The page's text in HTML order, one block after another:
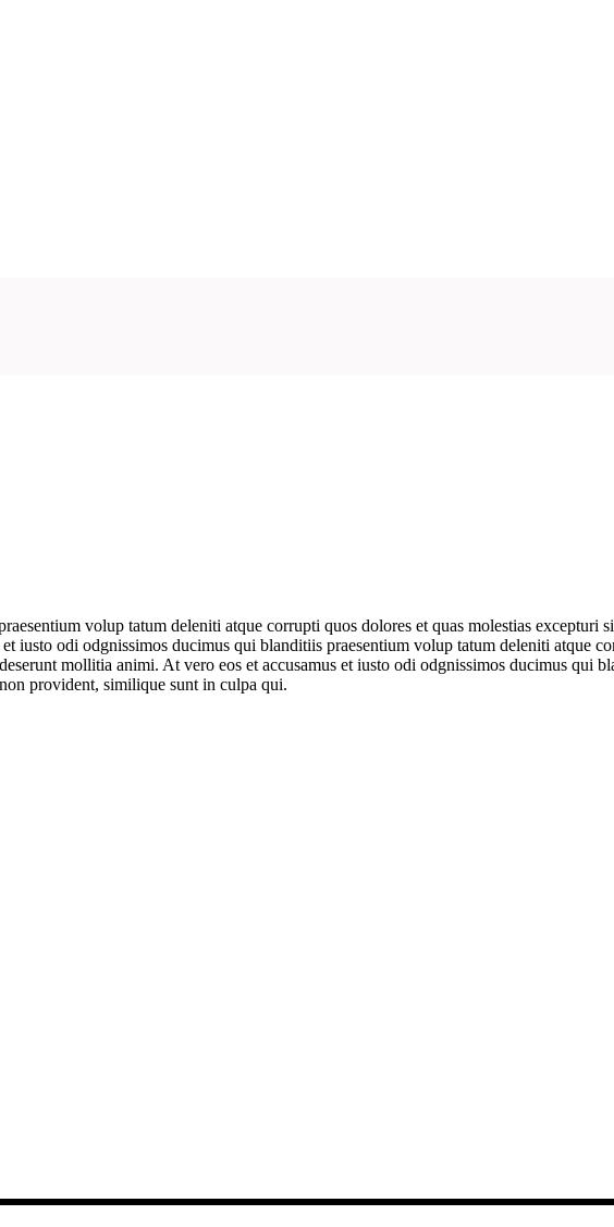
volup tatum deleniti atque corrupti quos dolores et quas molestias excepturi
iusto odi odgnissimos ducimus qui blanditiis praesentium volup tatum deleniti atque
mollitia animi. At vero eos et accusamus et iusto odi odgnissimos ducimus qui
provident, similique sunt in culpa qui.